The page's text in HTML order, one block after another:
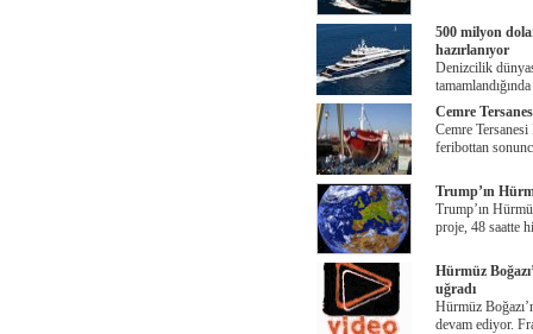
500 milyon
hazırlanıyor
Denizcilik
Cemre
Cemre
feribottan
Trump’ın
Trump’ın
proje, 48 saatte
Hürmüz
uğradı
Hürmüz
devam ediyor.